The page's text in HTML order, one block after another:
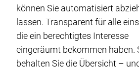
können Sie automatisiert
lassen. Transparent für alle
die ein berechtigtes Interesse
eingeräumt bekommen haben.
behalten Sie die Übersicht –